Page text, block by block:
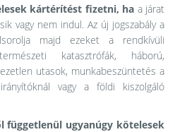
kártérítést fizetni, ha a járat
vagy nem indul. Az új jogszabály a
majd ezeket a rendkívüli
katasztrófák, háború,
utasok, munkabeszüntetés a
vagy a földi kiszolgáló
függetlenül ugyanúgy kötelesek